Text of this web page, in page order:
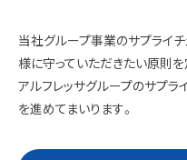
当社グループ事業のサプライ
様に守っていただきたい原則を
アルフレッサグループのサプ
を進めてまいります。